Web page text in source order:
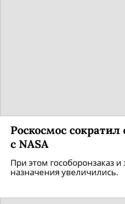
Роскосмос сократил
с NASA
При этом гособоронзаказ и
назначения увеличились.